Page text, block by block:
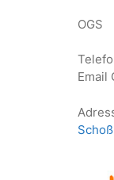
OGS
Email